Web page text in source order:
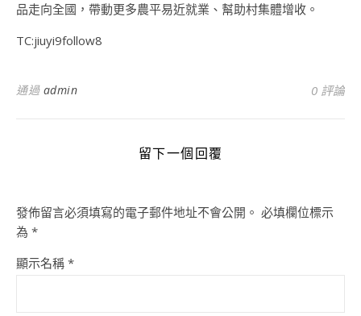
品走向全國，帶動更多農平易近就業、幫助村集體增收。
TC:jiuyi9follow8
通過 admin 0 評論
留下一個回覆
發佈留言必須填寫的電子郵件地址不會公開。 必填欄位標示
為 *
顯示名稱 *